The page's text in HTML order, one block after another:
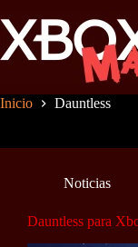
al
contenido
Inicio Dauntless
Noticias
Dauntless para